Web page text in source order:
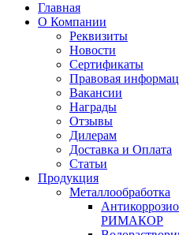
Главная
О Компании
Реквизиты
Новости
Сертификаты
Правовая
Вакансии
Награды
Отзывы
Дилерам
Доставка и Оплата
Статьи
Продукция
Металлообработка
РИМАКОР